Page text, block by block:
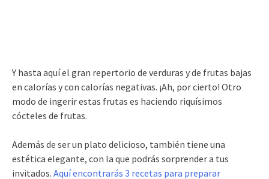
Y hasta aquí el gran repertorio de verduras y de frutas bajas
en calorías y con calorías negativas. ¡Ah, por cierto! Otro
modo de ingerir estas frutas es haciendo riquísimos
cócteles de frutas.
Además de ser un plato delicioso, también tiene una
estética elegante, con la que podrás sorprender a tus
invitados. Aquí encontrarás 3 recetas para preparar